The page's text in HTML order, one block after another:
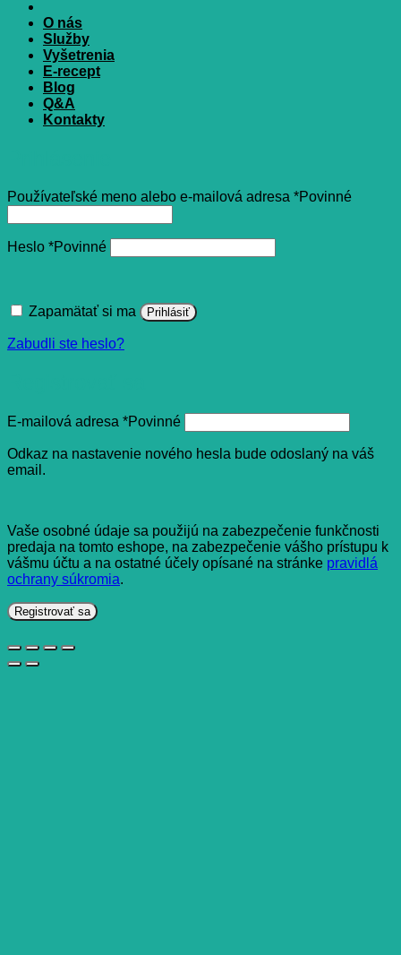
O nás
Služby
Vyšetrenia
E-recept
Blog
Q&A
Kontakty
Používateľské meno alebo e-mailová adresa *Povinné
Heslo *Povinné
Zapamätať si ma Prihlásiť
Zabudli ste heslo?
E-mailová adresa *Povinné
Odkaz na nastavenie nového hesla bude odoslaný na váš
email.
Vaše osobné údaje sa použijú na zabezpečenie funkčnosti
predaja na tomto eshope, na zabezpečenie vášho prístupu k
vášmu účtu a na ostatné účely opísané na stránke pravidlá
ochrany súkromia.
Registrovať sa